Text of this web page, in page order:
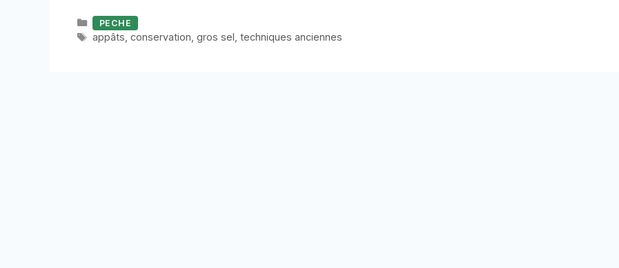
Catégories
PECHE
Étiquettes
appâts, conservation, gros sel , techniques anciennes